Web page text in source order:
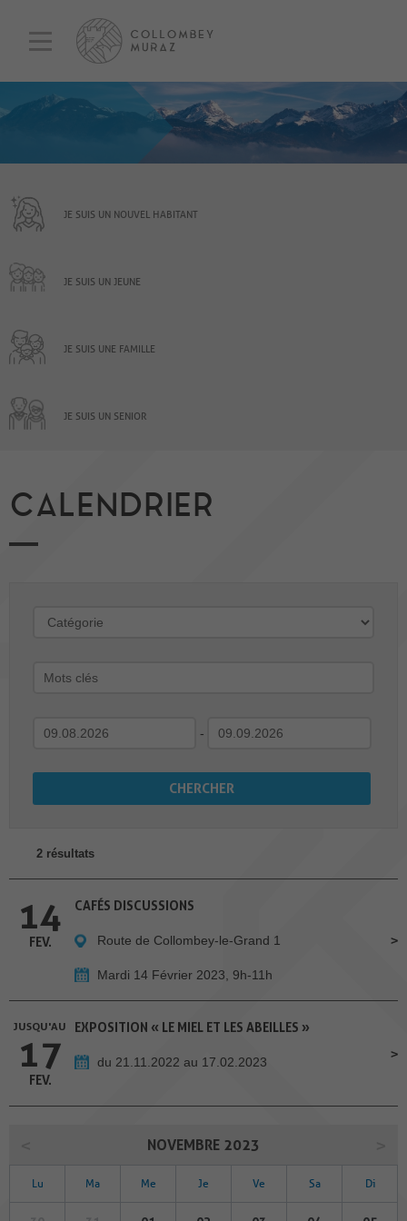
JE SUIS UN NOUVEL HABITANT
JE SUIS UN JEUNE
JE SUIS UNE FAMILLE
JE SUIS UN SENIOR
CALENDRIER
-
2 résultats
14
FEV.
CAFÉS DISCUSSIONS
Route de Collombey-le-Grand 1
Mardi 14 Février 2023, 9h-11h
JUSQU'AU
17
FEV.
EXPOSITION « LE MIEL ET LES ABEILLES »
du 21.11.2022 au 17.02.2023
NOVEMBRE 2023
Lu Ma Me Je Ve Sa Di